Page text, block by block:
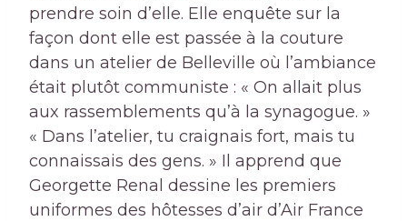
prendre soin d’elle. Elle enquête sur la
façon dont elle est passée à la couture
dans un atelier de Belleville où l’ambiance
était plutôt communiste : « On allait plus
aux rassemblements qu’à la synagogue. »
« Dans l’atelier, tu craignais fort, mais tu
connaissais des gens. » Il apprend que
Georgette Renal dessine les premiers
uniformes des hôtesses d’air d’Air France